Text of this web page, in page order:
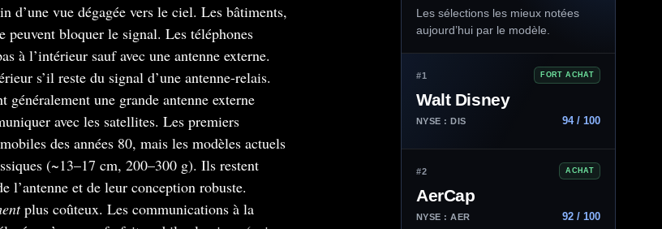
d’une vue dégagée vers le ciel. Les bâtiments,
peuvent bloquer le signal. Les téléphones
à l’intérieur sauf avec une antenne externe.
s’il reste du signal d’une antenne-relais.
généralement une grande antenne externe
avec les satellites. Les premiers
des années 80, mais les modèles actuels
(~13–17 cm, 200–300 g). Ils restent
l’antenne et de leur conception robuste.
plus coûteux. Les communications à la
Les sélections les mieux notées
aujourd’hui par le modèle.
#1 FORT ACHAT
Walt Disney
NYSE : DIS 94 / 100
#2 ACHAT
AerCap
NYSE : AER 92 / 100